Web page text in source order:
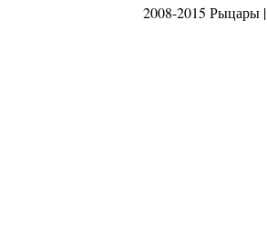
2008-2015 Рыцары |